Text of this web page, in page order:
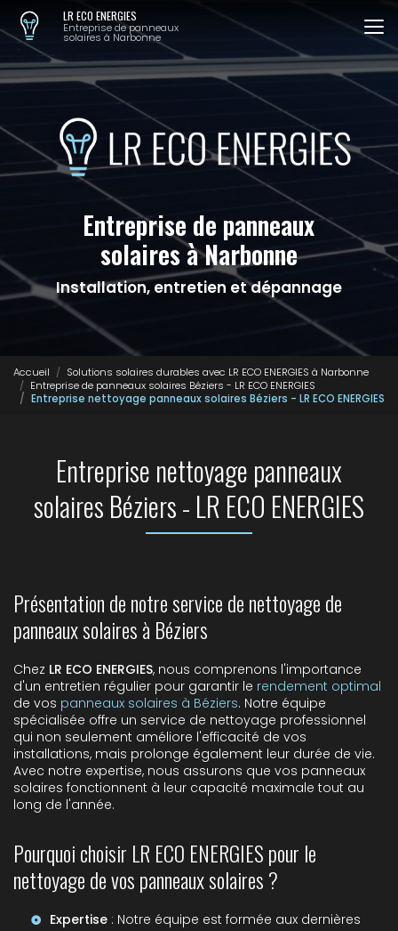
Aller
au
contenu
principal
LR ECO ENERGIES
Entreprise de panneaux
solaires à Narbonne
Entreprise de panneaux
solaires à Narbonne
Installation, entretien et dépannage
Accueil
Solutions solaires durables avec LR ECO ENERGIES à Narbonne
Entreprise de panneaux solaires Béziers - LR ECO ENERGIES
Entreprise nettoyage panneaux solaires Béziers - LR ECO ENERGIES
Entreprise nettoyage panneaux
solaires Béziers - LR ECO ENERGIES
Présentation de notre service de nettoyage de
panneaux solaires à Béziers
Chez LR ECO ENERGIES, nous comprenons l'importance
d'un entretien régulier pour garantir le rendement optimal
de vos panneaux solaires à Béziers. Notre équipe
spécialisée offre un service de nettoyage professionnel
qui non seulement améliore l'efficacité de vos
installations, mais prolonge également leur durée de vie.
Avec notre expertise, nous assurons que vos panneaux
solaires fonctionnent à leur capacité maximale tout au
long de l'année.
Pourquoi choisir LR ECO ENERGIES pour le
nettoyage de vos panneaux solaires ?
Expertise : Notre équipe est formée aux dernières